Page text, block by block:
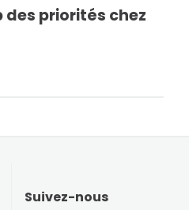
priorités chez
Suivez-nous